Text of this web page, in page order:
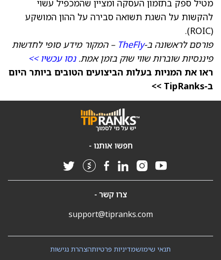
מטיל ספק בתזמון העסקה ומציין שהמכפיל עשוי
להקשות על השגת תשואה סבירה על ההון המושקע
(ROIC).
פורסם לראשונה ב-TheFly – המקור מידע סופי לחדשות
פיננסיות שוברות שווי שוק בזמן אמת.נסו עכשיו >>
ראו את המניות בעלות הביצועים הטובים ביותר היום
ב-TipRanks >>
חפשו אותנו -
צרו קשר -
support@tipranks.com
הצהרת נגישותמדיניות פרטיותתנאי שימוש